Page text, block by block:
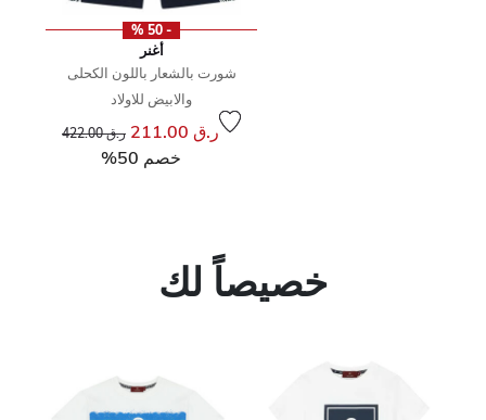
- 50 %
أغنر
شورت بالشعار باللون الكحلى
والابيض للاولاد
ر.ق 211.00 سعر مخفض من
ر.ق 422.00
خصم 50%
خصيصاً لك